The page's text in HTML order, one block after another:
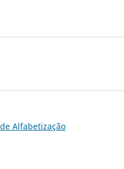
Alfabetização